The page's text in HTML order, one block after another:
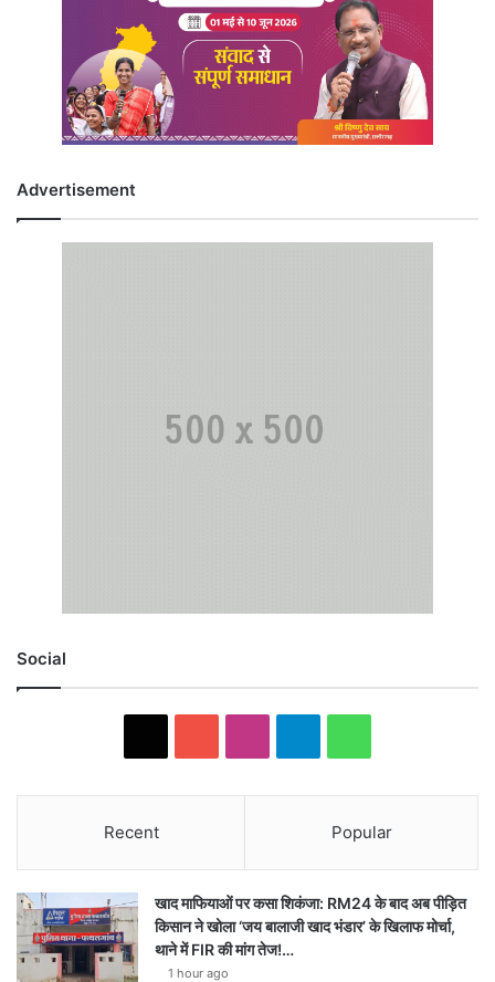
Advertisement
Social
Recent Popular
खाद माफियाओं पर कसा शिकंजा: RM24 के बाद अब पीड़ित
किसान ने खोला ‘जय बालाजी खाद भंडार’ के खिलाफ मोर्चा,
थाने में FIR की मांग तेज!…
1 hour ago